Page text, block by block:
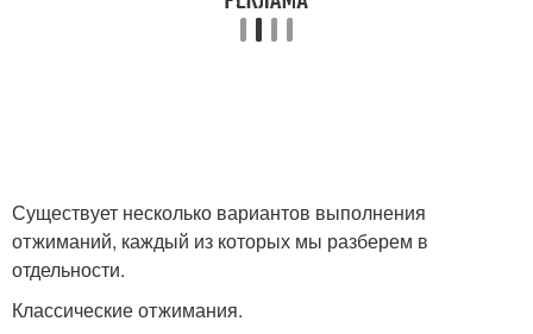
Существует несколько вариантов выполнения
отжиманий, каждый из которых мы разберем в
отдельности.
Классические отжимания.